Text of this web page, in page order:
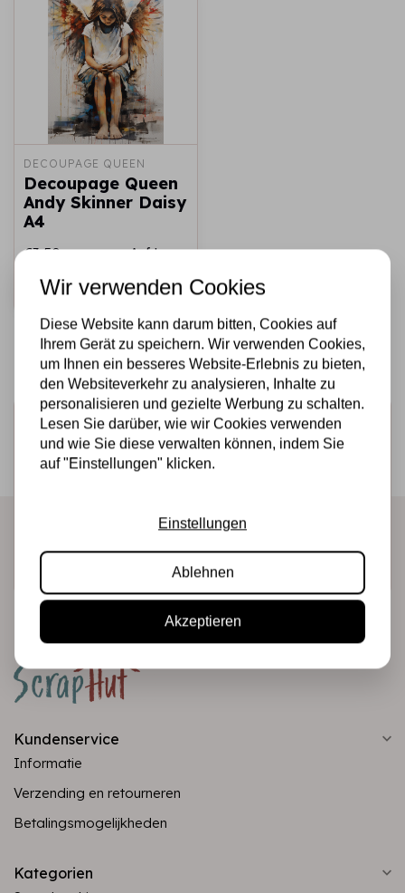
DECOUPAGE QUEEN
Decoupage Queen
Andy Skinner Daisy
A4
€3,50 Auf Lager
Schnell
hinzufügen
Melden Sie sich für den Newsletter an
Erhalten Sie als Erster unsere Aktionen und neuen
Kundenservice
Informatie
Verzending en retourneren
Betalingsmogelijkheden
Kategorien
Wir verwenden Cookies
Diese Website kann darum bitten, Cookies auf
Ihrem Gerät zu speichern. Wir verwenden Cookies,
um Ihnen ein besseres Website-Erlebnis zu bieten,
den Websiteverkehr zu analysieren, Inhalte zu
personalisieren und gezielte Werbung zu schalten.
Lesen Sie darüber, wie wir Cookies verwenden
und wie Sie diese verwalten können, indem Sie
auf "Einstellungen" klicken.
Einstellungen
Ablehnen
Akzeptieren